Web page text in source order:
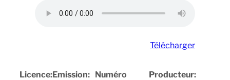
Télécharger
Licence:Emission: Numéro
Producteur: